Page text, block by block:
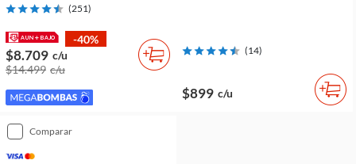
(251)
-40%
$8.709 c/u
$14.499 c/u
(14)
$899 c/u
comparar